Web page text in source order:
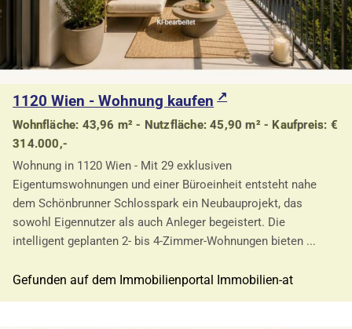
1120 Wien - Wohnung kaufen
Wohnfläche: 43,96 m² - Nutzfläche: 45,90 m² - Kaufpreis: €
314.000,-
Wohnung in 1120 Wien - Mit 29 exklusiven
Eigentumswohnungen und einer Büroeinheit entsteht nahe
dem Schönbrunner Schlosspark ein Neubauprojekt, das
sowohl Eigennutzer als auch Anleger begeistert. Die
intelligent geplanten 2- bis 4-Zimmer-Wohnungen bieten ...
Gefunden auf dem Immobilienportal Immobilien-at